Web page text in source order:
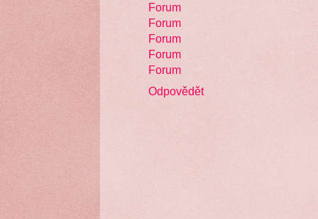
Forum
Forum
Forum
Forum
Forum
Odpovědět